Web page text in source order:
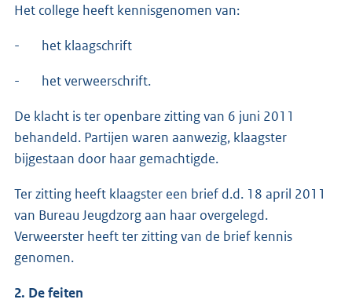
Het college heeft kennisgenomen van:
- het klaagschrift
- het verweerschrift.
De klacht is ter openbare zitting van 6 juni 2011
behandeld. Partijen waren aanwezig, klaagster
bijgestaan door haar gemachtigde.
Ter zitting heeft klaagster een brief d.d. 18 april 2011
van Bureau Jeugdzorg aan haar overgelegd.
Verweerster heeft ter zitting van de brief kennis
genomen.
2. De feiten